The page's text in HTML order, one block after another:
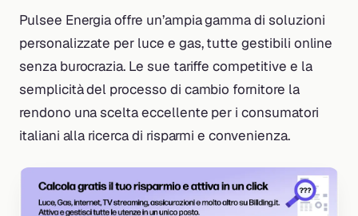
Pulsee Energia offre un’ampia gamma di soluzioni
personalizzate per luce e gas, tutte gestibili online
senza burocrazia. Le sue tariffe competitive e la
semplicità del processo di cambio fornitore la
rendono una scelta eccellente per i consumatori
italiani alla ricerca di risparmi e convenienza.